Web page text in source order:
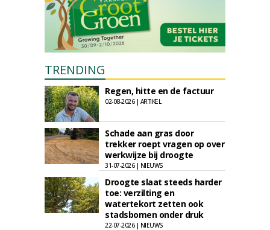
TRENDING
Regen, hitte en de factuur
02-08-2026 | ARTIKEL
Schade aan gras door
trekker roept vragen op over
werkwijze bij droogte
31-07-2026 | NIEUWS
Droogte slaat steeds harder
toe: verzilting en
watertekort zetten ook
stadsbomen onder druk
22-07-2026 | NIEUWS